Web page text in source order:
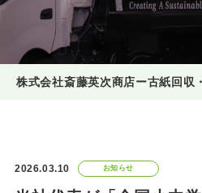
2026.03.10 お知らせ